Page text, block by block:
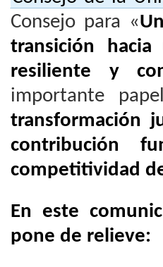
Consejo para «
transición
resiliente y
importante
transformación
contribución
competitividad
En este
pone de relieve: